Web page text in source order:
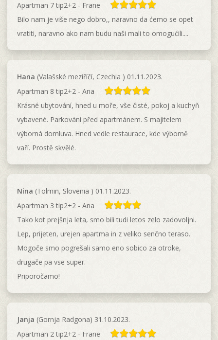
Apartman 7 tip2+2 - Frane
Bilo nam je više nego dobro,, naravno da ćemo se opet
vratiti, naravno ako nam budu naši mali to omogućili....
Hana (Valašské meziříčí, Czechia ) 01.11.2023.
Apartman 8 tip2+2 - Ana
Krásné ubytování, hned u moře, vše čisté, pokoj a kuchyň
vybavené. Parkování před apartmánem. S majitelem
výborná domluva. Hned vedle restaurace, kde výborně
vaří. Prostě skvělé.
Nina (Tolmin, Slovenia ) 01.11.2023.
Apartman 3 tip2+2 - Ana
Tako kot prejšnja leta, smo bili tudi letos zelo zadovoljni.
Lep, prijeten, urejen apartma in z veliko senčno teraso.
Mogoče smo pogrešali samo eno sobico za otroke,
drugače pa vse super.
Priporočamo!
Janja (Gornja Radgona) 31.10.2023.
Apartman 2 tip2+2 - Frane